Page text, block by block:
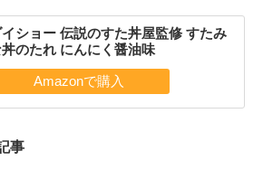
イショー 伝説のすた丼屋監修 すたみ
のたれ にんにく醤油味
事